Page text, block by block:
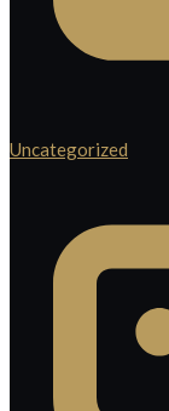
Uncategorized